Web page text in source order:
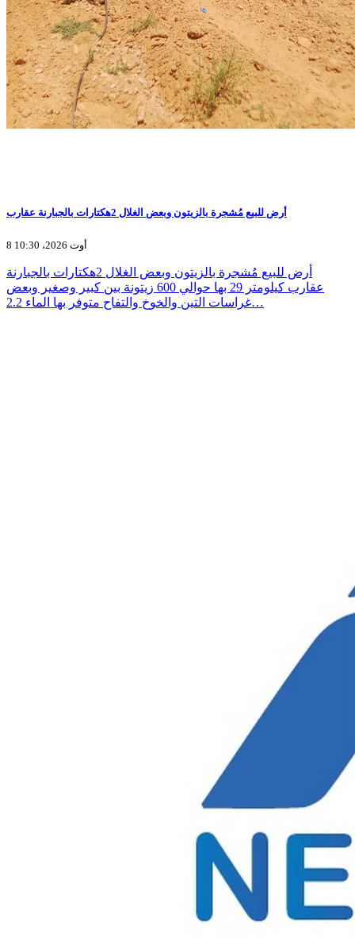
أرض للبيع مُشجرة بالزيتون وبعض الغلال 2هكتارات بالجبارنة عقارب
8 أوت 2026، 10:30
أرض للبيع مُشجرة بالزيتون وبعض الغلال 2هكتارات بالجبارنة
عقارب كيلومتر 29 بها حوالي 600 زيتونة بين كبير وصغير وبعض
غراسات التين والخوخ والتفاح متوفر بها الماء 2.2…